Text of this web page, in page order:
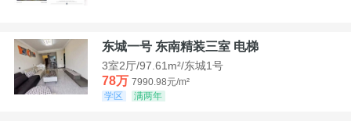
东城一号 东南精装三室 电梯
3室2厅/97.61m²/东城1号
78万 7990.98元/m²
学区
满两年